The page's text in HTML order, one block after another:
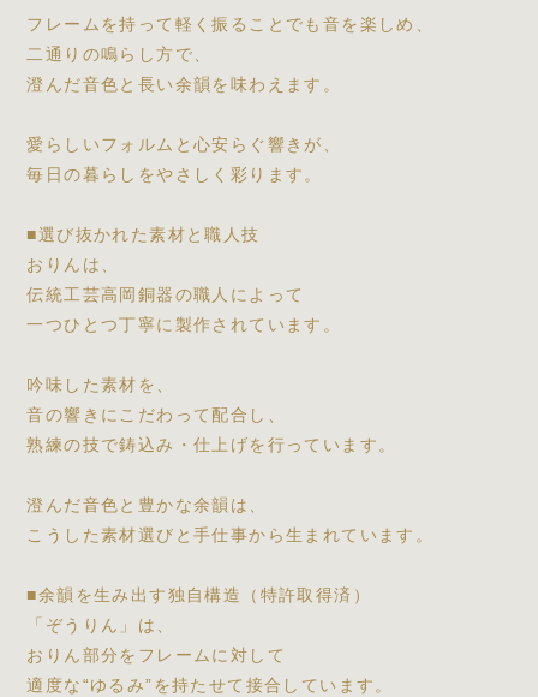
フレームを持って軽く振ることでも音を楽しめ、
二通りの鳴らし方で、
澄んだ音色と長い余韻を味わえます。
愛らしいフォルムと心安らぐ響きが、
毎日の暮らしをやさしく彩ります。
■選び抜かれた素材と職人技
おりんは、
伝統工芸高岡銅器の職人によって
一つひとつ丁寧に製作されています。
吟味した素材を、
音の響きにこだわって配合し、
熟練の技で鋳込み・仕上げを行っています。
澄んだ音色と豊かな余韻は、
こうした素材選びと手仕事から生まれています。
■余韻を生み出す独自構造（特許取得済）
「ぞうりん」は、
おりん部分をフレームに対して
適度な“ゆるみ”を持たせて接合しています。